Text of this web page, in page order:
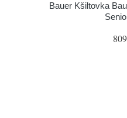
Bauer Kšiltovka